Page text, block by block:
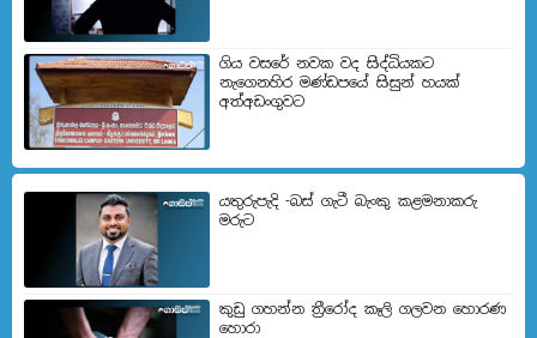
ගිය වසරේ නවක වද සිද්ධියකට
නැගෙනහිර මණ්ඩපයේ සිසුන් හයක්
අත්අඩංගුවට
යතුරුපැදි -බස් ගැටී බැංකු කළමනාකරු
මරුට
කුඩු ගහන්න ත්‍රීරෝද කෑලි ගලවන හොරණ
හොරා